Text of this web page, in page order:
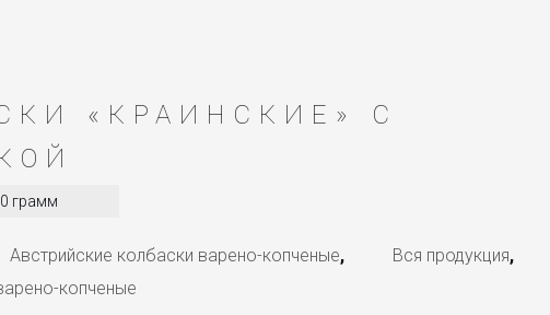
«КРАИНСКИЕ» С
грамм
Австрийские колбаски варено-копченые, Вся продукция,
копченые